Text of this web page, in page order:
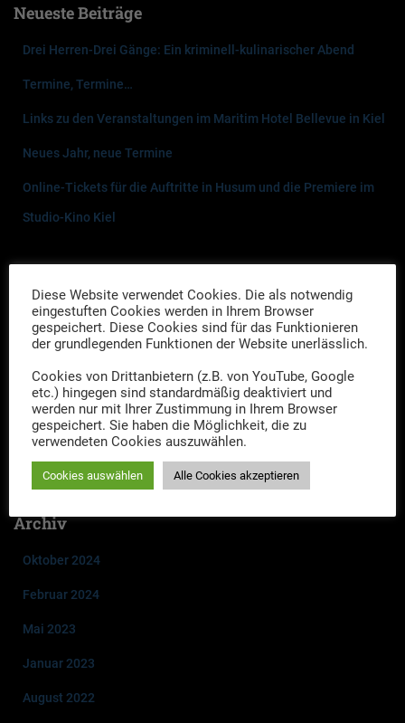
Neueste Beiträge
Drei Herren-Drei Gänge: Ein kriminell-kulinarischer Abend
Termine, Termine…
Links zu den Veranstaltungen im Maritim Hotel Bellevue in Kiel
Neues Jahr, neue Termine
Online-Tickets für die Auftritte in Husum und die Premiere im
Studio-Kino Kiel
rotbockerzuEin Fall für Die Drei Herren – Das Geheimnis des
Steinzeitgrabes
tomzuEin Fall für Die Drei Herren – Das Geheimnis des
Steinzeitgrabes
Friederike LührzuEin Fall für die drei Herren – Premiere des
neuen Falles 2023 „Mord im Akkord“
Archiv
Oktober 2024
Februar 2024
Mai 2023
Januar 2023
August 2022
Diese Website verwendet Cookies. Die als notwendig
eingestuften Cookies werden in Ihrem Browser
gespeichert. Diese Cookies sind für das Funktionieren
der grundlegenden Funktionen der Website unerlässlich.
Cookies von Drittanbietern (z.B. von YouTube, Google
etc.) hingegen sind standardmäßig deaktiviert und
werden nur mit Ihrer Zustimmung in Ihrem Browser
gespeichert. Sie haben die Möglichkeit, die zu
verwendeten Cookies auszuwählen.
Cookies auswählen Alle Cookies akzeptieren